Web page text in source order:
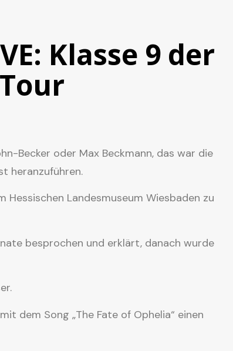
Klasse 9 der
Becker oder Max Beckmann, das war die
heranzuführen.
Landesmuseum Wiesbaden zu
besprochen und erklärt, danach wurde
dem Song „The Fate of Ophelia“ einen